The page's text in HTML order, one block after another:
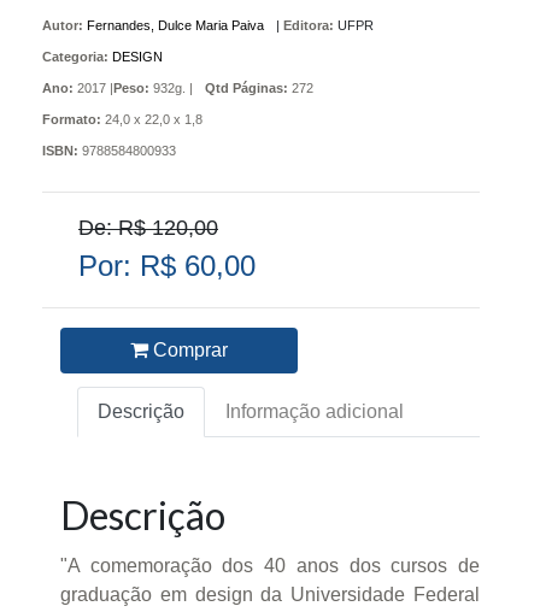
Autor: Fernandes, Dulce Maria Paiva | Editora: UFPR
Categoria: DESIGN
Ano: 2017 |Peso: 932g. | Qtd Páginas: 272
Formato: 24,0 x 22,0 x 1,8
ISBN: 9788584800933
De: R$ 120,00
Por: R$ 60,00
Comprar
Descrição Informação adicional
Descrição
"A comemoração dos 40 anos dos cursos de
graduação em design da Universidade Federal